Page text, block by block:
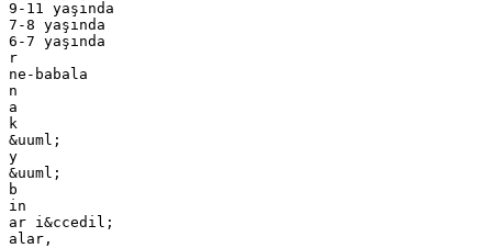
9-11 yaşında
7-8 yaşında
6-7 yaşında
r
ne-babala
n
a
k
&uuml;
y
&uuml;
b
in
ar i&ccedil;
alar,